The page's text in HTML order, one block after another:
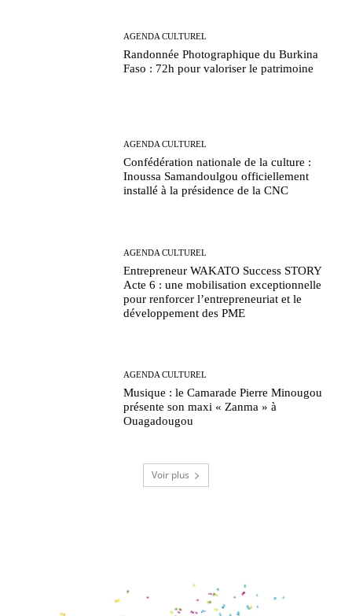
AGENDA CULTUREL
Randonnée Photographique du Burkina
Faso : 72h pour valoriser le patrimoine
AGENDA CULTUREL
Confédération nationale de la culture :
Inoussa Samandoulgou officiellement
installé à la présidence de la CNC
AGENDA CULTUREL
Entrepreneur WAKATO Success STORY
Acte 6 : une mobilisation exceptionnelle
pour renforcer l’entrepreneuriat et le
développement des PME
AGENDA CULTUREL
Musique : le Camarade Pierre Minougou
présente son maxi « Zanma » à
Ouagadougou
Voir plus